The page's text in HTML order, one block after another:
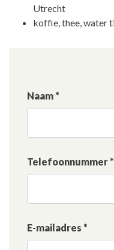
Utrecht
koffie, thee, water
Naam *
Telefoonnummer *
E-mailadres *